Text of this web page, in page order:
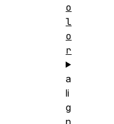
o
l
o
r
a
li
g
n